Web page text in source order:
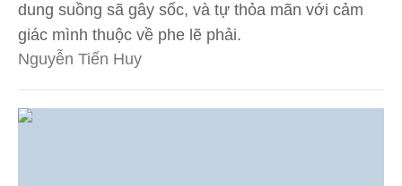
dung suồng sã gây sốc, và tự thỏa mãn với cảm
giác mình thuộc về phe lẽ phải.
Nguyễn Tiến Huy